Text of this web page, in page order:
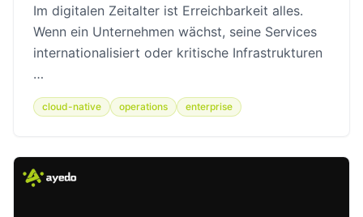
Im digitalen Zeitalter ist Erreichbarkeit alles.
Wenn ein Unternehmen wächst, seine Services
internationalisiert oder kritische Infrastrukturen
…
cloud-native operations enterprise